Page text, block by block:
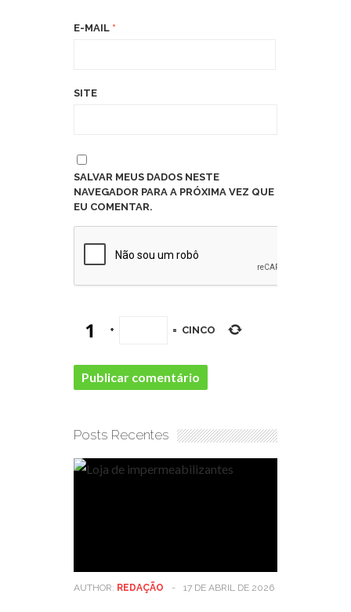
E-MAIL *
SITE
SALVAR MEUS DADOS NESTE
NAVEGADOR PARA A PRÓXIMA VEZ QUE
EU COMENTAR.
+ = CINCO
Posts Recentes
AUTHOR: REDAÇÃO - 17 DE ABRIL DE 2026